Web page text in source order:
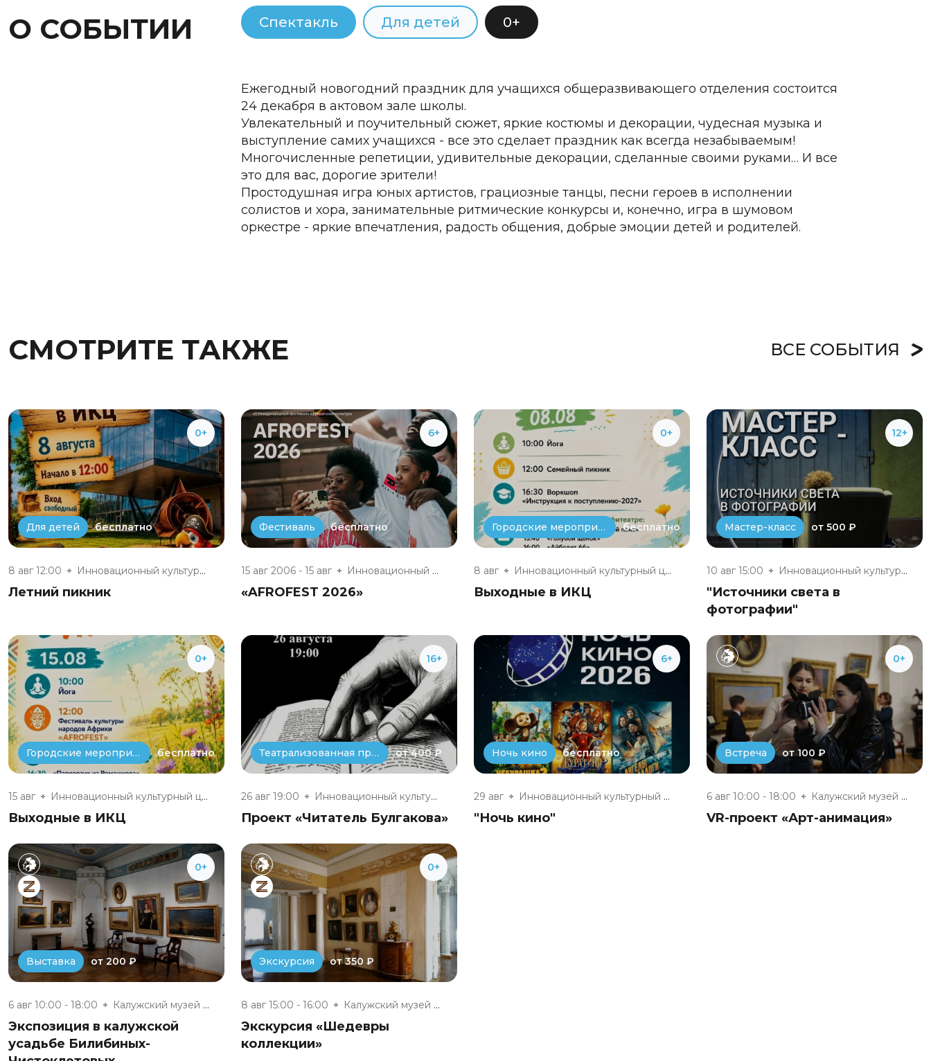
О СОБЫТИИ Спектакль Для детей 0+
Ежегодный новогодний праздник для учащихся общеразвивающего отделения состоится
24 декабря в актовом зале школы.
Увлекательный и поучительный сюжет, яркие костюмы и декорации, чудесная музыка и
выступление самих учащихся - все это сделает праздник как всегда незабываемым!
Многочисленные репетиции, удивительные декорации, сделанные своими руками… И все
это для вас, дорогие зрители!
Простодушная игра юных артистов, грациозные танцы, песни героев в исполнении
солистов и хора, занимательные ритмические конкурсы и, конечно, игра в шумовом
оркестре - яркие впечатления, радость общения, добрые эмоции детей и родителей.
СМОТРИТЕ ТАКЖЕ ВСЕ СОБЫТИЯ
0+
Для детей бесплатно
8 авг 12:00 Инновационный культурный центр
Летний пикник
6+
Фестиваль бесплатно
15 авг 2006 - 15 авг Инновационный культурный центр
«AFROFEST 2026»
0+
Городские мероприятия бесплатно
8 авг Инновационный культурный центр
Выходные в ИКЦ
12+
Мастер-класс от 500 ₽
10 авг 15:00 Инновационный культурный центр
"Источники света в
фотографии"
0+
Городские мероприятия бесплатно
15 авг Инновационный культурный центр
Выходные в ИКЦ
16+
Театрализованная программа от 400 ₽
26 авг 19:00 Инновационный культурный центр
Проект «Читатель Булгакова»
6+
Ночь кино бесплатно
29 авг Инновационный культурный центр
"Ночь кино"
0+
Встреча от 100 ₽
6 авг 10:00 - 18:00 Калужский музей изобразительны...
VR-проект «Арт-анимация»
0+
Выставка от 200 ₽
6 авг 10:00 - 18:00 Калужский музей изобразительны...
Экспозиция в калужской
усадьбе Билибиных-
0+
Экскурсия от 350 ₽
8 авг 15:00 - 16:00 Калужский музей изобразительны...
Экскурсия «Шедевры
коллекции»